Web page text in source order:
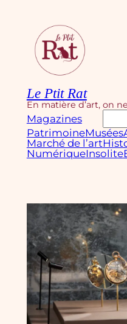
contenu
Le Ptit Rat
En matière d’art, on
Magazines
PatrimoineMusées
Marché de l’art
NumériqueInsolite